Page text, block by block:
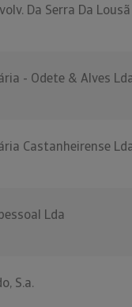
Da Serra Da
- Odete & Alves
Castanheirense
Lda
S.a.